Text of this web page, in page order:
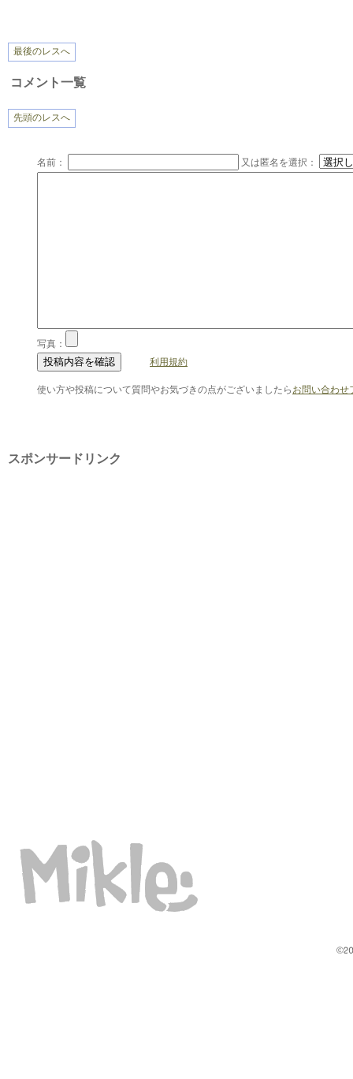
最後のレスへ
コメント一覧
先頭のレスへ
名前： 又は匿名を選択：
写真：
利用規約
使い方や投稿について質問やお気づきの点がございましたら お問い合わせ
スポンサードリンク